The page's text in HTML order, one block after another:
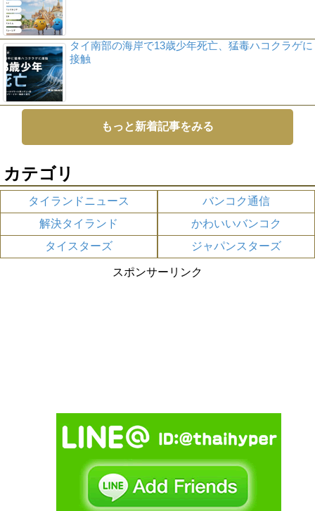
タイ南部の海岸で13歳少年死亡、猛毒ハコクラゲに
接触
もっと新着記事をみる
カテゴリ
タイランドニュース
バンコク通信
解決タイランド
かわいいバンコク
タイスターズ
ジャパンスターズ
スポンサーリンク